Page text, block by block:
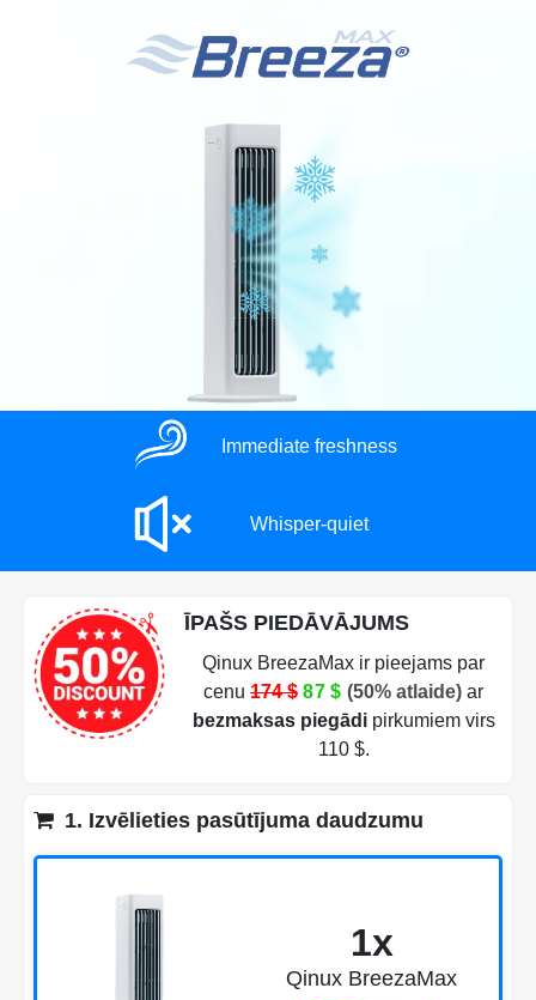
Immediate freshness
Whisper-quiet
ĪPAŠS PIEDĀVĀJUMS
Qinux BreezaMax ir pieejams par
cenu174 $ 87 $ (50% atlaide)ar
bezmaksas piegādipirkumiem virs
110 $.
1. Izvēlieties pasūtījuma daudzumu
1x
Qinux BreezaMax